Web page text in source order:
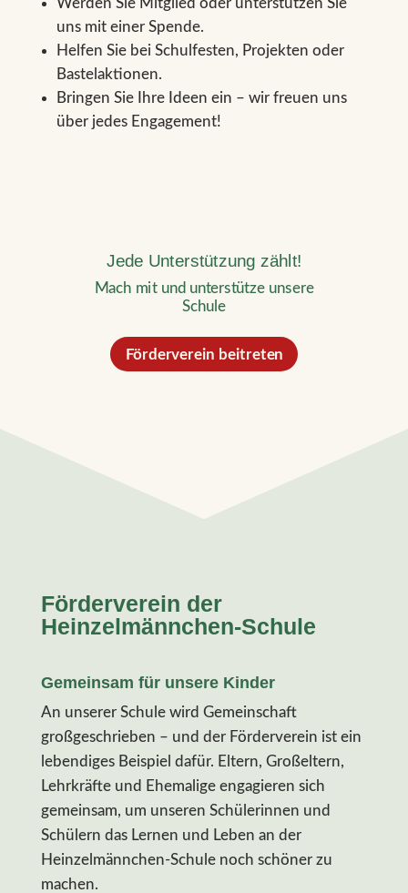
Werden Sie Mitglied oder unterstützen Sie
uns mit einer Spende.
Helfen Sie bei Schulfesten, Projekten oder
Bastelaktionen.
Bringen Sie Ihre Ideen ein – wir freuen uns
über jedes Engagement!
Jede Unterstützung zählt!
Mach mit und unterstütze unsere
Schule
Förderverein beitreten
Förderverein der
Heinzelmännchen-Schule
Gemeinsam für unsere Kinder
An unserer Schule wird Gemeinschaft
großgeschrieben – und der Förderverein ist ein
lebendiges Beispiel dafür. Eltern, Großeltern,
Lehrkräfte und Ehemalige engagieren sich
gemeinsam, um unseren Schülerinnen und
Schülern das Lernen und Leben an der
Heinzelmännchen-Schule noch schöner zu
machen.